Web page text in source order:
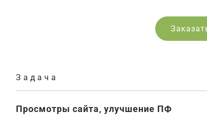
Задача
Просмотры сайта, улучшение ПФ